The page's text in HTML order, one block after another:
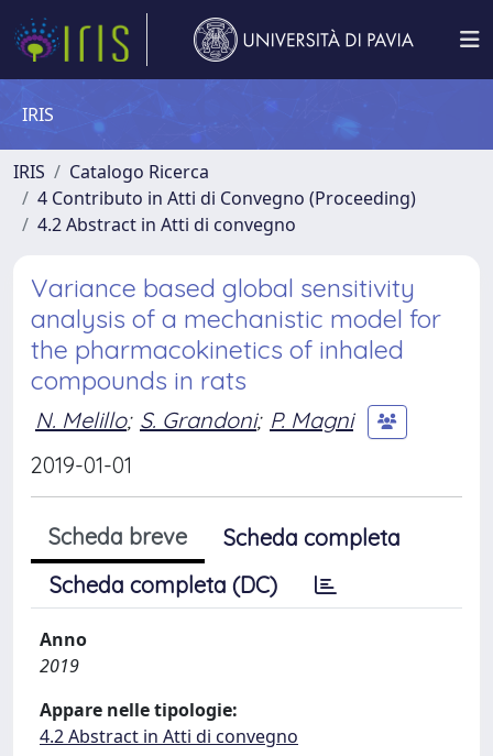
IRIS
IRIS
Catalogo Ricerca
4 Contributo in Atti di Convegno (Proceeding)
4.2 Abstract in Atti di convegno
Variance based global sensitivity
analysis of a mechanistic model for
the pharmacokinetics of inhaled
compounds in rats
N. Melillo; S. Grandoni; P. Magni
2019-01-01
Scheda breve
Scheda completa
Scheda completa (DC)
Anno
2019
Appare nelle tipologie:
4.2 Abstract in Atti di convegno